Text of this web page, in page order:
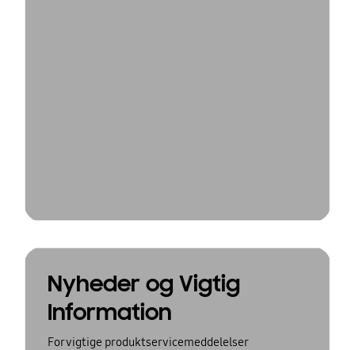
Nyheder og Vigtig
Information
For vigtige produktservicemeddelelser